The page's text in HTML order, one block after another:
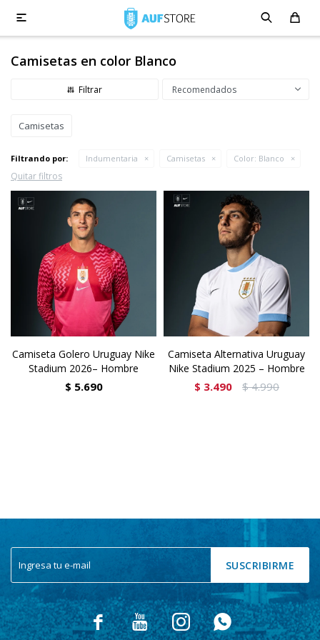

Camisetas en color Blanco
Recomendados
Camisetas
Filtrando por: Indumentaria Camisetas Color: Blanco
Quitar filtros
Camiseta Golero Uruguay Nike
Stadium 2026– Hombre
$ 5.690
Camiseta Alternativa Uruguay
Nike Stadium 2025 – Hombre
$ 3.490 $ 4.990
SUSCRIBIRME
   